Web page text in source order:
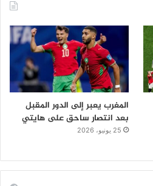
المغرب يعبر إلى الدور المقبل
بعد انتصار ساحق على هايتي
25 يونيو، 2026